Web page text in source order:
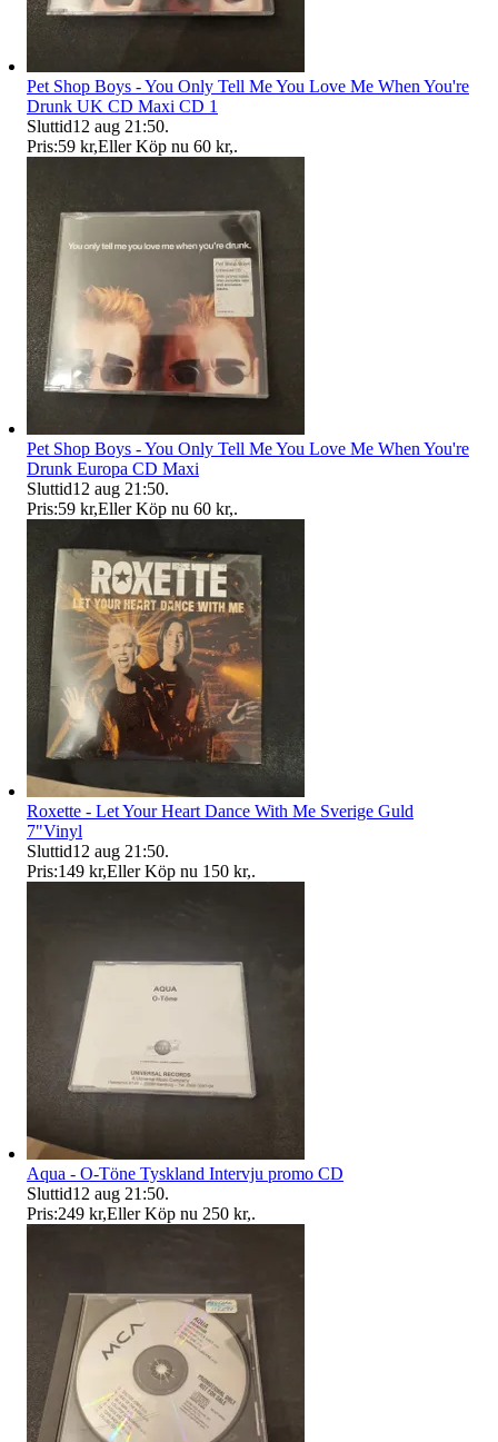
Pet Shop Boys - You Only Tell Me You Love Me When You're
Drunk UK CD Maxi CD 1
Sluttid12 aug 21:50.
Pris:59 kr,Eller Köp nu 60 kr,.
Pet Shop Boys - You Only Tell Me You Love Me When You're
Drunk Europa CD Maxi
Sluttid12 aug 21:50.
Pris:59 kr,Eller Köp nu 60 kr,.
Roxette - Let Your Heart Dance With Me Sverige Guld
7"Vinyl
Sluttid12 aug 21:50.
Pris:149 kr,Eller Köp nu 150 kr,.
Aqua - O-Töne Tyskland Intervju promo CD
Sluttid12 aug 21:50.
Pris:249 kr,Eller Köp nu 250 kr,.